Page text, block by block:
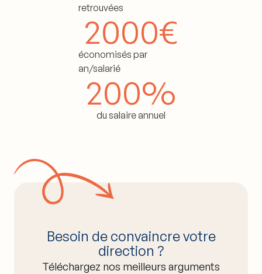
retrouvées
économisés par
an/salarié
2000€
du salaire annuel
200%
Besoin de convaincre votre
direction ?
Téléchargez nos meilleurs arguments